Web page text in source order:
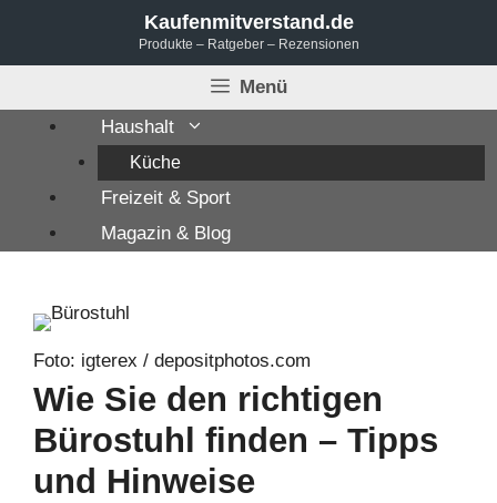
Kaufenmitverstand.de
Produkte – Ratgeber – Rezensionen
Menü
Haushalt
Küche
Freizeit & Sport
Magazin & Blog
Foto: igterex / depositphotos.com
Wie Sie den richtigen
Bürostuhl finden – Tipps
und Hinweise